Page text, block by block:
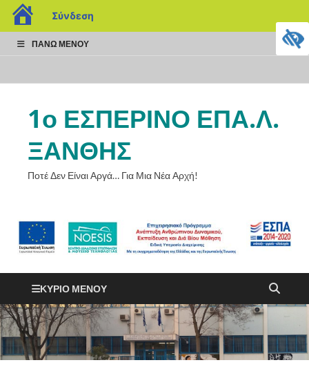
Σύνδεση
ΠΆΝΩ ΜΕΝΟΎ
1ο ΕΣΠΕΡΙΝΟ ΕΠΑ.Λ.
ΞΑΝΘΗΣ
Ποτέ Δεν Είναι Αργά… Για Μια Νέα Αρχή!
ΚΎΡΙΟ ΜΕΝΟΎ